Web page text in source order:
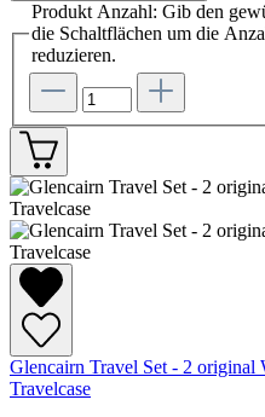
Produkt Anzahl: Gib den
die Schaltflächen um die
reduzieren.
Glencairn Travel Set - 2 original
Travelcase